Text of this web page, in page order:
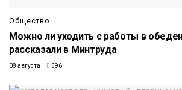
Общество
Можно ли уходить с работы в
рассказали в Минтруда
08 августа 596